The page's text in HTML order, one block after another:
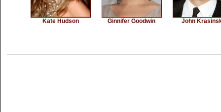
Kate Hudson Ginnifer Goodwin John